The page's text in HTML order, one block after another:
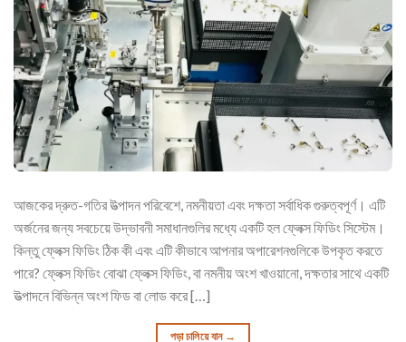
আজকের দ্রুত-গতির উত্পাদন পরিবেশে, নমনীয়তা এবং দক্ষতা সর্বাধিক গুরুত্বপূর্ণ। এটি
অর্জনের জন্য সবচেয়ে উদ্ভাবনী সমাধানগুলির মধ্যে একটি হল ফ্লেক্স ফিডিং সিস্টেম।
কিন্তু ফ্লেক্স ফিডিং ঠিক কী এবং এটি কীভাবে আপনার অপারেশনগুলিকে উপকৃত করতে
পারে? ফ্লেক্স ফিডিং বোঝা ফ্লেক্স ফিডিং, বা নমনীয় অংশ খাওয়ানো, দক্ষতার সাথে একটি
উত্পাদনে বিভিন্ন অংশ ফিড বা লোড করে […]
পড়া চালিয়ে যান →